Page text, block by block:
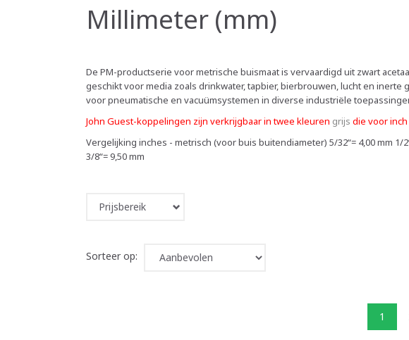
Millimeter (mm)
De PM-productserie voor metrische buismaat is vervaardigd uit zwart
geschikt voor media zoals drinkwater, tapbier, bierbrouwen, lucht en
voor pneumatische en vacuümsystemen in diverse industriële
John Guest-koppelingen zijn verkrijgbaar in twee kleuren grijs die voorinch
Vergelijking inches - metrisch (voor buis buitendiameter) 5/32“= 4,00 mm 1/
3/8“= 9,50 mm
Prijsbereik
Sorteer op:
1